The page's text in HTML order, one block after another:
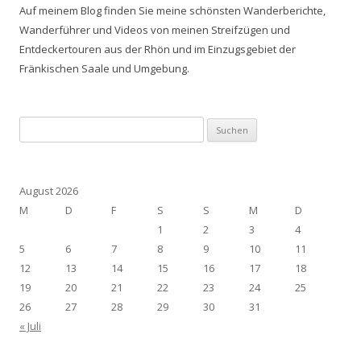
Auf meinem Blog finden Sie meine schönsten Wanderberichte,
Wanderführer und Videos von meinen Streifzügen und
Entdeckertouren aus der Rhön und im Einzugsgebiet der
Fränkischen Saale und Umgebung.
nach:
August 2026
M
D F S S M
D
1
2 3
4
5
6 7 8 9 10
11
12
13 14 15 16 17
18
19
20 21 22 23 24
25
26
27 28 29 30
31
« Juli